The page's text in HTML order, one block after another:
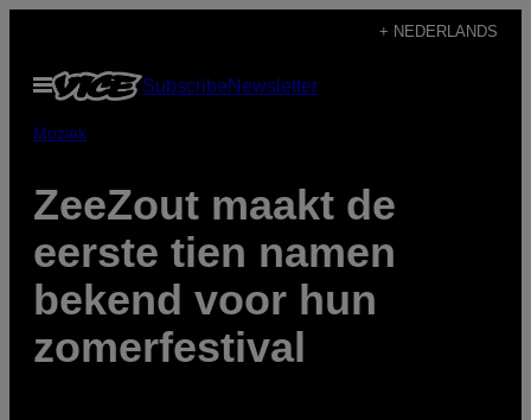
de
inhoud
+ NEDERLANDS
Open
menu
SubscribeNewsletter
Muziek
ZeeZout maakt de
eerste tien namen
bekend voor hun
zomerfestival